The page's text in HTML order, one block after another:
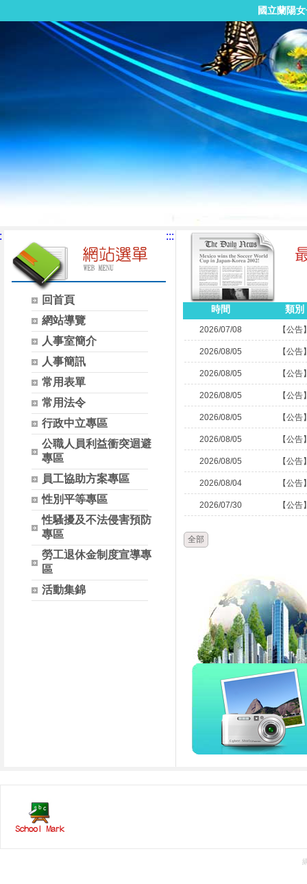
國立蘭陽
回首頁
網站導覽
人事室簡介
人事簡訊
常用表單
常用法令
行政中立專區
公職人員利益衝突迴避
專區
員工協助方案專區
性別平等專區
性騷擾及不法侵害預防
專區
勞工退休金制度宣導專
區
活動集錦
:::
時間 類別
2026/07/08 【公告
2026/08/05 【公告
2026/08/05 【公告
2026/08/05 【公告
2026/08/05 【公告
2026/08/05 【公告
2026/08/05 【公告
2026/08/04 【公告
2026/07/30 【公告
全部